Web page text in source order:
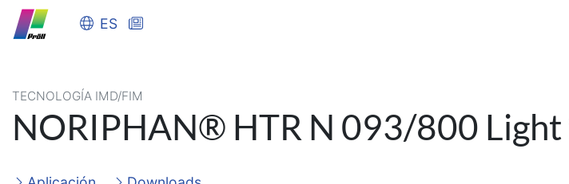
ES
TECNOLOGÍA IMD/FIM
NORIPHAN® HTR N 093/800 Light